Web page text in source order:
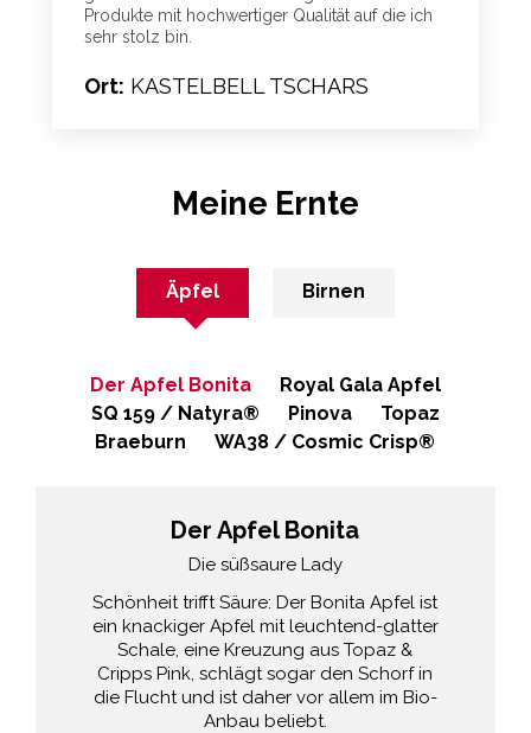
Produkte mit hochwertiger Qualität auf die ich
sehr stolz bin.
Ort: KASTELBELL TSCHARS
Meine Ernte
Topaz
Der schöne Saure
Beim Topaz lohnt es sich, in den sauren
Apfel zu beißen! Die aromatische Frucht
besticht durch angenehme Säure und ist
außerdem eine gängige Sorte im Bio-
Anbau.
Der Apfel Bonita
Die süßsaure Lady
Schönheit trifft Säure: Der Bonita Apfel ist
ein knackiger Apfel mit leuchtend-glatter
Schale, eine Kreuzung aus Topaz &
Cripps Pink, schlägt sogar den Schorf in
die Flucht und ist daher vor allem im Bio-
Anbau beliebt.
Der Apfel Bonita
Royal Gala Apfel
SQ 159 / Natyra®
Pinova
Topaz
Braeburn
WA38 / Cosmic Crisp®
Äpfel Birnen